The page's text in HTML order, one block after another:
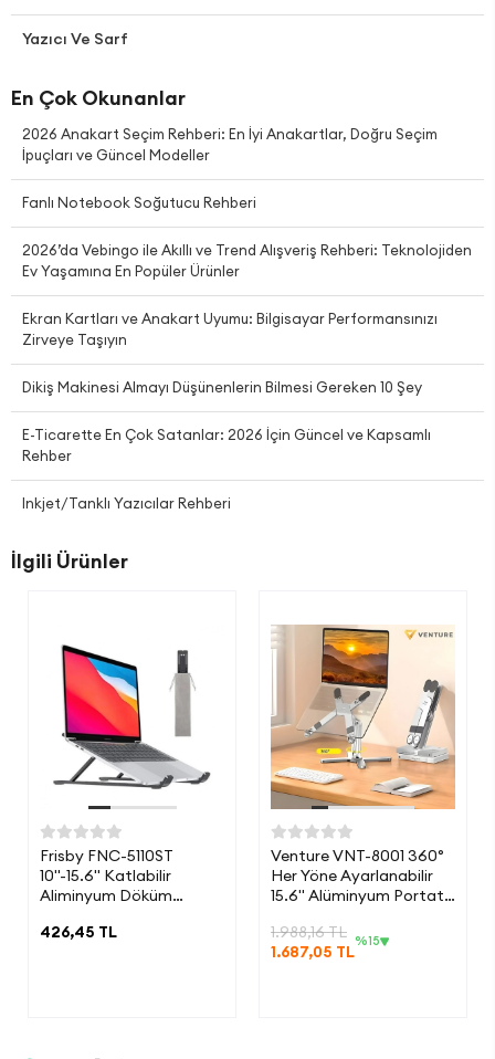
Yazıcı Ve Sarf
En Çok Okunanlar
2026 Anakart Seçim Rehberi: En İyi Anakartlar, Doğru Seçim
İpuçları ve Güncel Modeller
Fanlı Notebook Soğutucu Rehberi
2026’da Vebingo ile Akıllı ve Trend Alışveriş Rehberi: Teknolojiden
Ev Yaşamına En Popüler Ürünler
Ekran Kartları ve Anakart Uyumu: Bilgisayar Performansınızı
Zirveye Taşıyın
Dikiş Makinesi Almayı Düşünenlerin Bilmesi Gereken 10 Şey
E-Ticarette En Çok Satanlar: 2026 İçin Güncel ve Kapsamlı
Rehber
Inkjet/Tanklı Yazıcılar Rehberi
İlgili Ürünler
Frisby FNC-5110ST
10"-15.6" Katlabilir
Aliminyum Döküm
Hediyeli)
426,45 TL
Venture VNT-8001 360°
Her Yöne Ayarlanabilir
15.6" Alüminyum Portatif
1.988,16 TL
1.687,05 TL
%15